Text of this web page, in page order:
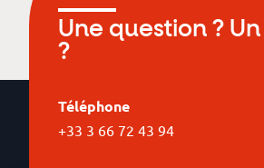
Une question ?
?
Téléphone
+33 3 66 72 43 94